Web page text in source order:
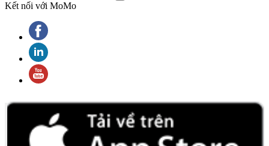
Kết nối với MoMo